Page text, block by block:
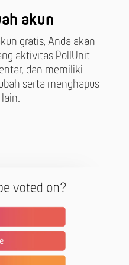
akun
gratis, Anda akan
aktivitas PollUnit
dan memiliki
serta menghapus